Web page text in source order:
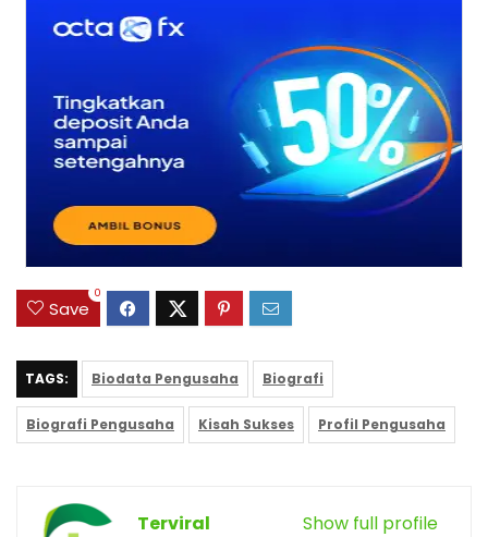
Save
0
TAGS: Biodata Pengusaha Biografi
Biografi Pengusaha Kisah Sukses Profil Pengusaha
Show full profile
Terviral